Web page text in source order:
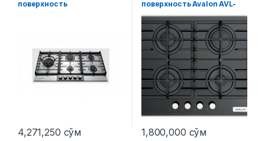
поверхность
4,271,250 сўм
поверхность Avalon AVL-
1,800,000 сўм